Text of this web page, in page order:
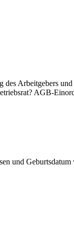
des Arbeitgebers
AGB-
und Geburtsdatum